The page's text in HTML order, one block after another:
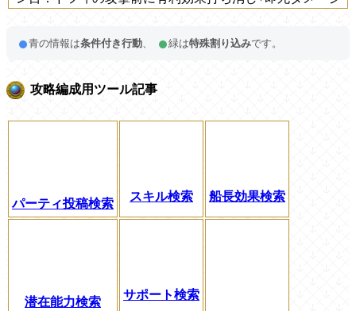
青の情報は条件付き行動、 緑は特殊割り込みです。
攻略編成用ツール記事
パーティ投稿検索
スキル検索 船長効果検索
潜在能力検索
サポート検索